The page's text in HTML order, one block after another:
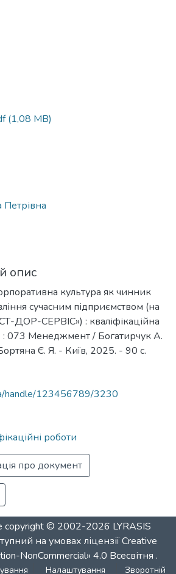
(1,08 MB)
Петрівна
опис
культура як чинник
сучасним підприємством (на
ДОР-СЕРВІС») : кваліфікаційна
: 073 Менеджмент / Богатирчук А.
Є. Я. - Київ, 2025. - 90 с.
handle/123456789/3230
роботи
про документ
copyright © 2002-2026 LYRASIS
на умовах ліцензіїCreative
NonCommercial» 4.0 Всесвітня .
Налаштування Зворотній